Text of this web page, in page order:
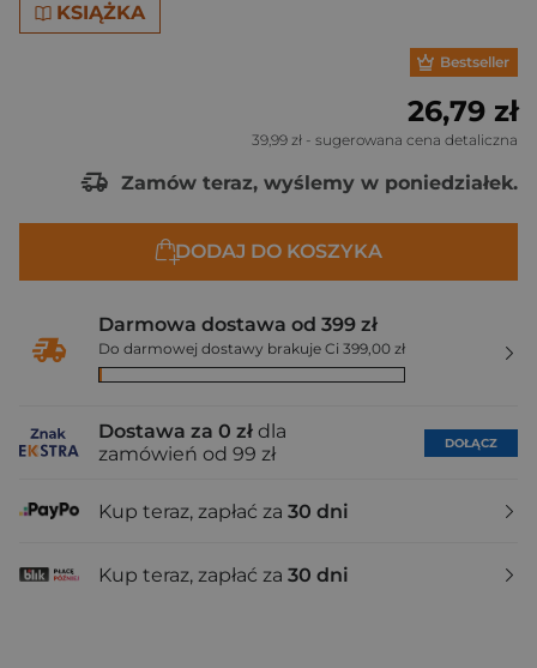
KSIĄŻKA
Bestseller
26,79 zł
39,99 zł - sugerowana cena detaliczna
Zamów teraz, wyślemy w poniedziałek.
DODAJ DO KOSZYKA
Darmowa dostawa od 399 zł
Do darmowej dostawy brakuje Ci 399,00 zł
Dostawa za 0 zł dla
zamówień od 99 zł
DOŁĄCZ
Kup teraz, zapłać za 30 dni
Kup teraz, zapłać za 30 dni